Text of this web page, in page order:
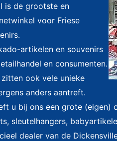
is de grootste en
voor Friese
artikelen en souvenirs
en consumenten.
ook vele unieke
anders aantreft.
u bij ons een grote (eigen)
sleutelhangers,
dealer van de